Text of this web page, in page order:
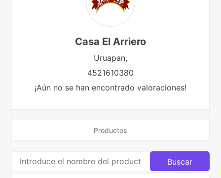
Casa El Arriero
Uruapan,
4521610380
¡Aún no se han encontrado valoraciones!
Productos